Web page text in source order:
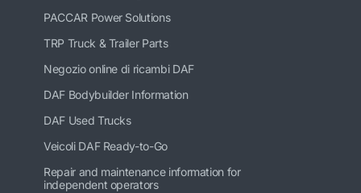
PACCAR Power Solutions
TRP Truck & Trailer Parts
Negozio online di ricambi DAF
DAF Bodybuilder Information
DAF Used Trucks
Veicoli DAF Ready-to-Go
Repair and maintenance information for
independent operators